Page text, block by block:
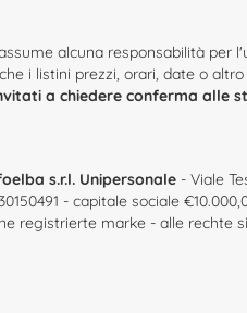
alcuna responsabilità per
i listini prezzi, orari, date o
a chiedere conferma alle
s.r.l. Unipersonale- Viale
- capitale sociale
registrierte marke - alle rechte